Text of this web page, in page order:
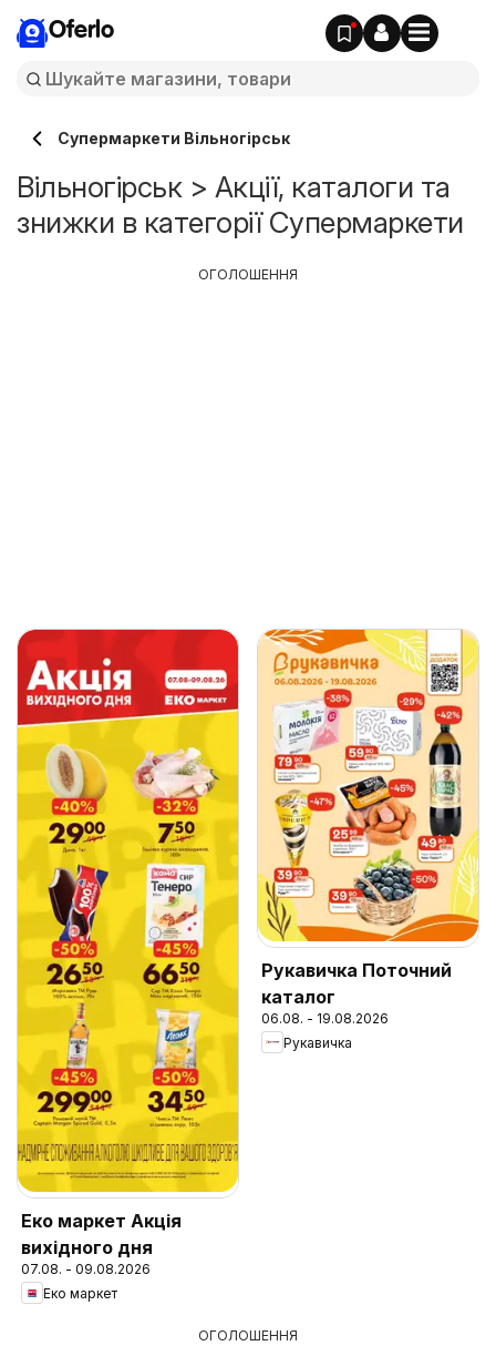
Oferlo
Супермаркети Вільногірськ
Вільногірськ > Акції, каталоги та
знижки в категорії Супермаркети
Еко маркет Акція
вихідного дня
07.08. - 09.08.2026
Еко маркет
Рукавичка Поточний
каталог
06.08. - 19.08.2026
Рукавичка
ОГОЛОШЕННЯ
ОГОЛОШЕННЯ